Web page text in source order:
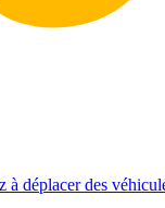
déplacer des